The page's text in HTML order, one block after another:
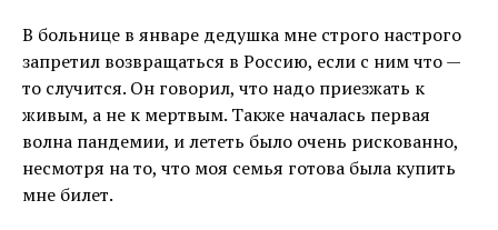
В больнице в январе дедушка мне строго настрого
запретил возвращаться в Россию, если с ним что —
то случится. Он говорил, что надо приезжать к
живым, а не к мертвым. Также началась первая
волна пандемии, и лететь было очень рискованно,
несмотря на то, что моя семья готова была купить
мне билет.